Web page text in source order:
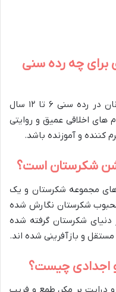
برای چه رده سنی
این کتاب عموماً برای کودکان و نوجوانان در رده سنی ۶ تا ۱۲ سال
های اخلاقی عمیق و روایتی
کننده و آموزنده باشد.
شکرستان است؟
مجموعه شکرستان و یک
محبوب شکرستان نگارش شده
شکرستان گرفته شده
و بازآفرینی شده اند.
و اجدادی چیست؟